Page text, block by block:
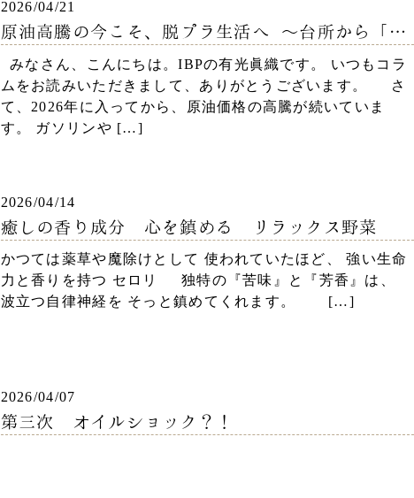
2026/04/21
原油高騰の今こそ、脱プラ生活へ ～台所から「き
れい」と環境を守る～
みなさん、こんにちは。IBPの有光眞織です。 いつもコラ
ムをお読みいただきまして、ありがとうございます。 さ
て、2026年に入ってから、原油価格の高騰が続いていま
す。 ガソリンや […]
2026/04/14
癒しの香り成分 心を鎮める リラックス野菜
かつては薬草や魔除けとして 使われていたほど、 強い生命
力と香りを持つ セロリ 独特の『苦味』と『芳香』は、
波立つ自律神経を そっと鎮めてくれます。 […]
2026/04/07
第三次 オイルショック？！